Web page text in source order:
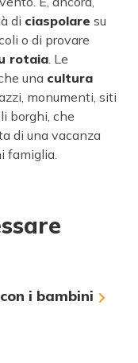
di ciaspolare su
o di provare
rotaia. Le
una cultura
monumenti, siti
borghi, che
di una vacanza
famiglia.
i bambini